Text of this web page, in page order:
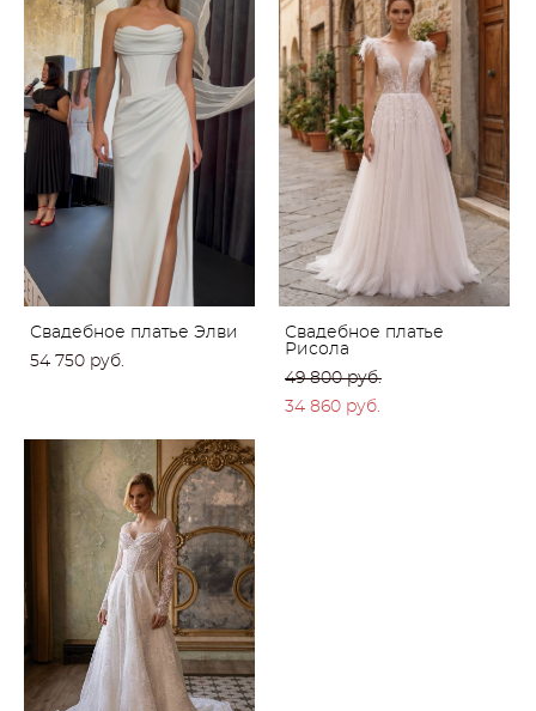
Свадебное платье Элви
54 750 pуб.
Свадебное платье
Рисола
49 800 pуб.
34 860 pуб.